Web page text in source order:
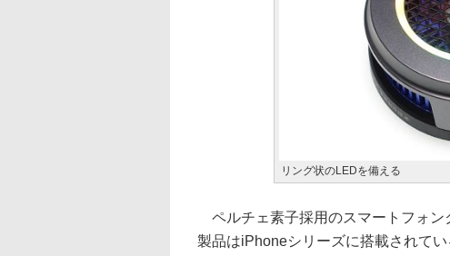
リング状のLEDを備える
ペルチェ素子採用のスマートフォン
製品はiPhoneシリーズに搭載されて